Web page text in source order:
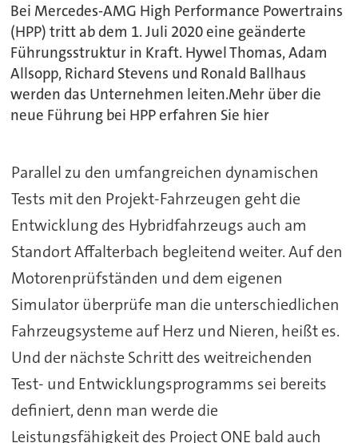
Bei Mercedes-AMG High Performance Powertrains
(HPP) tritt ab dem 1. Juli 2020 eine geänderte
Führungsstruktur in Kraft. Hywel Thomas, Adam
Allsopp, Richard Stevens und Ronald Ballhaus
werden das Unternehmen leiten.Mehr über die
neue Führung bei HPP erfahren Sie hier
Parallel zu den umfangreichen dynamischen
Tests mit den Projekt-Fahrzeugen geht die
Entwicklung des Hybridfahrzeugs auch am
Standort Affalterbach begleitend weiter. Auf den
Motorenprüfständen und dem eigenen
Simulator überprüfe man die unterschiedlichen
Fahrzeugsysteme auf Herz und Nieren, heißt es.
Und der nächste Schritt des weitreichenden
Test- und Entwicklungsprogramms sei bereits
definiert, denn man werde die
Leistungsfähigkeit des Project ONE bald auch